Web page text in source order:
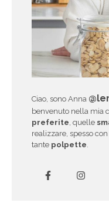
Ciao, sono Anna
benvenuto nella mia
preferite, quelle
realizzare, spesso
tante polpette.